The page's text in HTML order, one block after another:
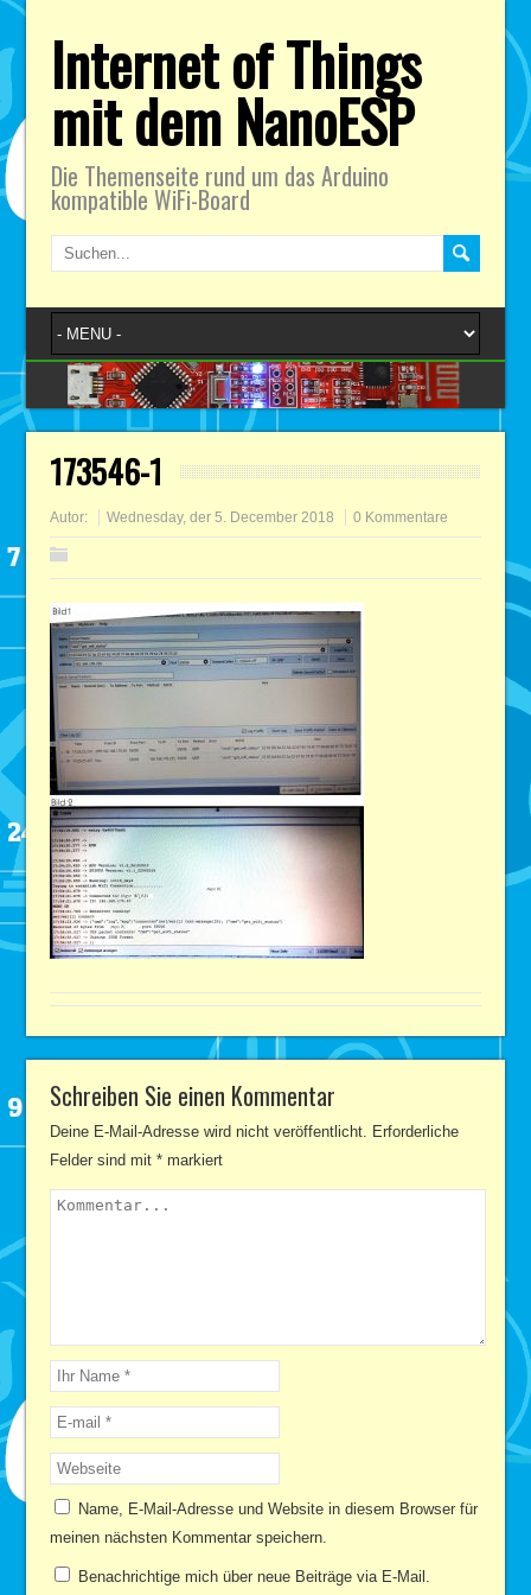
Internet of Things
mit dem NanoESP
Die Themenseite rund um das Arduino
kompatible WiFi-Board
173546-1
Autor: Wednesday, der 5. December 2018 0 Kommentare
Schreiben Sie einen Kommentar
Deine E-Mail-Adresse wird nicht veröffentlicht. Erforderliche
Felder sind mit* markiert
Name, E-Mail-Adresse und Website in diesem Browser für
meinen nächsten Kommentar speichern.
Benachrichtige mich über neue Beiträge via E-Mail.